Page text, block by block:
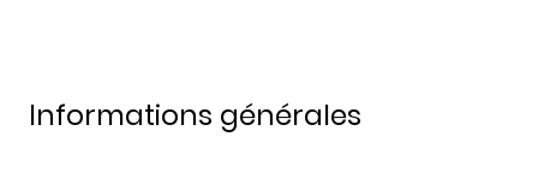
Informations générales